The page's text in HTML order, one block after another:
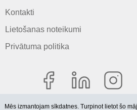
Kontakti
Lietošanas noteikumi
Privātuma politika
Mēs izmantojam sīkdatnes. Turpinot lietot šo